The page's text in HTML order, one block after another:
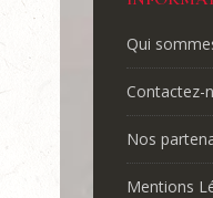
Qui
Contactez-
Nos
Mentions